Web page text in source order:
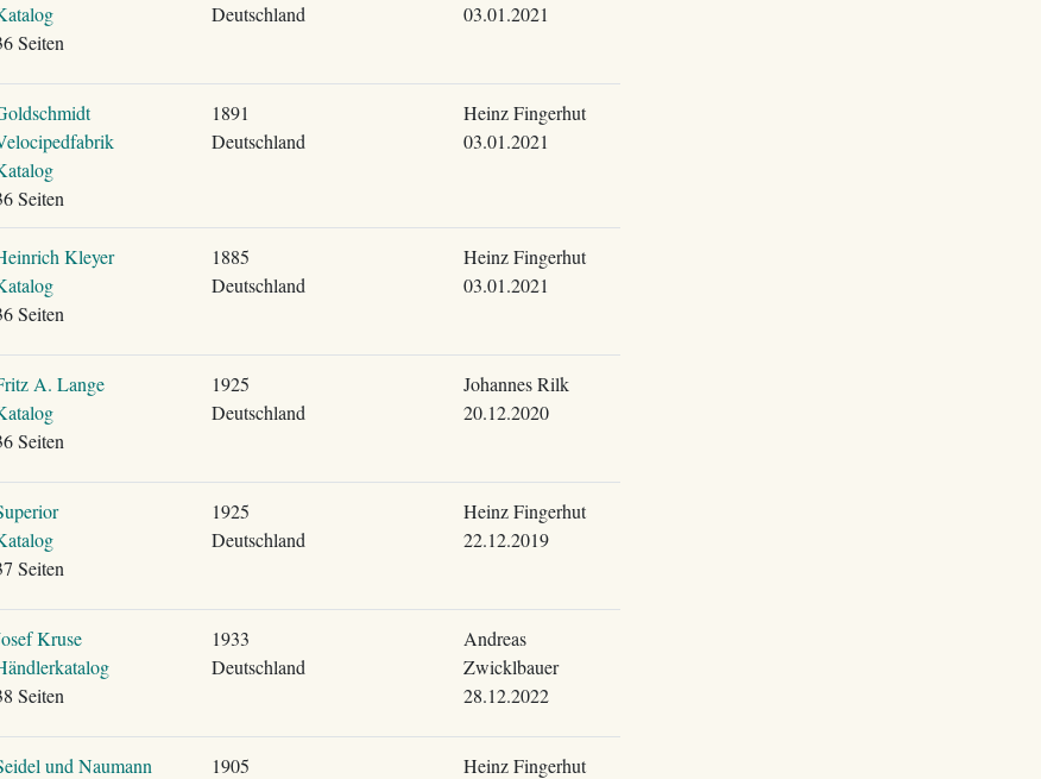
Seiten
Deutschland
03.01.2021
Seiten
1891
Deutschland
Heinz Fingerhut
03.01.2021
Kleyer
Seiten
1885
Deutschland
Heinz Fingerhut
03.01.2021
A. Lange
Seiten
1925
Deutschland
Johannes Rilk
20.12.2020
Seiten
1925
Deutschland
Heinz Fingerhut
22.12.2019
Kruse
Seiten
1933
Deutschland
Andreas
Zwicklbauer
28.12.2022
und Naumann
1905
Heinz Fingerhut